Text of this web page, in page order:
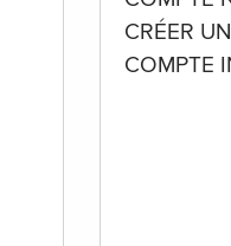
CRÉER
COMPTE